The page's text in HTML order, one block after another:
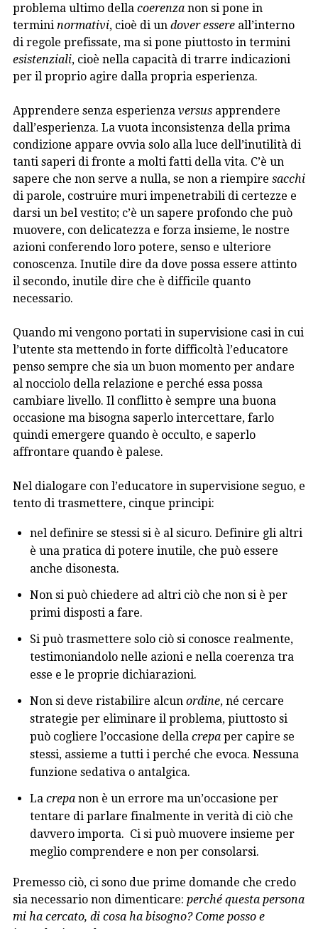
problema ultimo della coerenza non si pone in
termini normativi, cioè di un dover essere all’interno
di regole prefissate, ma si pone piuttosto in termini
esistenziali, cioè nella capacità di trarre indicazioni
per il proprio agire dalla propria esperienza.
Apprendere senza esperienza versus apprendere
dall’esperienza. La vuota inconsistenza della prima
condizione appare ovvia solo alla luce dell’inutilità di
tanti saperi di fronte a molti fatti della vita. C’è un
sapere che non serve a nulla, se non a riempire sacchi
di parole, costruire muri impenetrabili di certezze e
darsi un bel vestito; c’è un sapere profondo che può
muovere, con delicatezza e forza insieme, le nostre
azioni conferendo loro potere, senso e ulteriore
conoscenza. Inutile dire da dove possa essere attinto
il secondo, inutile dire che è difficile quanto
necessario.
Quando mi vengono portati in supervisione casi in cui
l’utente sta mettendo in forte difficoltà l’educatore
penso sempre che sia un buon momento per andare
al nocciolo della relazione e perché essa possa
cambiare livello. Il conflitto è sempre una buona
occasione ma bisogna saperlo intercettare, farlo
quindi emergere quando è occulto, e saperlo
affrontare quando è palese.
Nel dialogare con l’educatore in supervisione seguo, e
tento di trasmettere, cinque principi:
nel definire se stessi si è al sicuro. Definire gli altri
è una pratica di potere inutile, che può essere
anche disonesta.
Non si può chiedere ad altri ciò che non si è per
primi disposti a fare.
Si può trasmettere solo ciò si conosce realmente,
testimoniandolo nelle azioni e nella coerenza tra
esse e le proprie dichiarazioni.
Non si deve ristabilire alcun ordine, né cercare
strategie per eliminare il problema, piuttosto si
può cogliere l’occasione della crepa per capire se
stessi, assieme a tutti i perché che evoca. Nessuna
funzione sedativa o antalgica.
La crepa non è un errore ma un’occasione per
tentare di parlare finalmente in verità di ciò che
davvero importa. Ci si può muovere insieme per
meglio comprendere e non per consolarsi.
Premesso ciò, ci sono due prime domande che credo
sia necessario non dimenticare: perché questa persona
mi ha cercato, di cosa ha bisogno? Come posso e